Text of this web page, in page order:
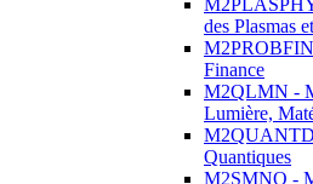
des Plasmas
Finance
M2QLMN -
Lumière,
Quantiques
M2SMNO -